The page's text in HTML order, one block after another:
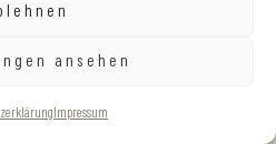
ansehen
Impressum